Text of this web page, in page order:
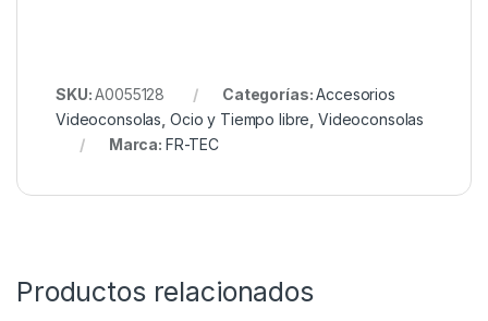
SKU:A0055128 Categorías:Accesorios
Videoconsolas Ocio y Tiempo libre Videoconsolas
Marca: FR-TEC
Productos relacionados